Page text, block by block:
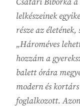
Csatári Bíborka
lelkészeinek
része az
„Hároméves
hozzám a
balett órára
modern és
foglalkozott.